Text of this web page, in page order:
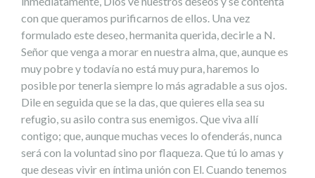
con que queramos purificarnos de ellos. Una vez
formulado este deseo, hermanita querida, decirle a N.
Señor que venga a morar en nuestra alma, que, aunque es
muy pobre y todavía no está muy pura, haremos lo
posible por tenerla siempre lo más agradable a sus ojos.
Dile en seguida que se la das, que quieres ella sea su
refugio, su asilo contra sus enemigos. Que viva allí
contigo; que, aunque muchas veces lo ofenderás, nunca
será con la voluntad sino por flaqueza. Que tú lo amas y
que deseas vivir en íntima unión con El. Cuando tenemos